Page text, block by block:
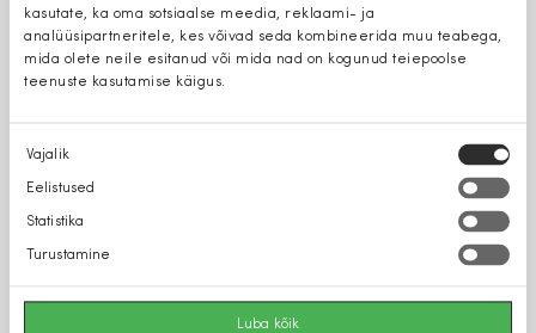
kasutate, ka oma sotsiaalse meedia, reklaami- ja
analüüsipartneritele, kes võivad seda kombineerida muu teabega,
mida olete neile esitanud või mida nad on kogunud teiepoolse
teenuste kasutamise käigus.
Nõusoleku
valik
Vajalik
Eelistused
Statistika
Turustamine
Luba kõik